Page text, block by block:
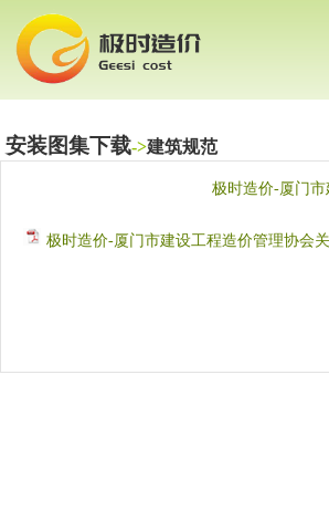
安装图集下载->建筑规范
极时造价-厦门
极时造价-厦门市建设工程造价管理协会